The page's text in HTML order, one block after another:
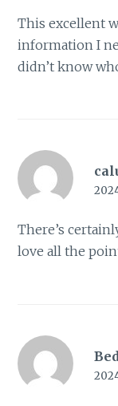
This excellent
information I
didn’t know
There’s
love all the